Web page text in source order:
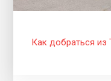
Как добраться из